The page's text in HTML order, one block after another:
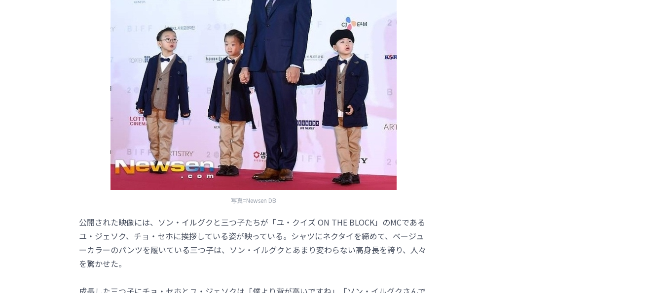
写真=Newsen DB
公開された映像には、ソン・イルグクと三つ子たちが「ユ・クイズ ON THE BLOCK」のMCである
ユ・ジェソク、チョ・セホに挨拶している姿が映っている。シャツにネクタイを締めて、ベージュ
ーカラーのパンツを履いている三つ子は、ソン・イルグクとあまり変わらない高身長を誇り、人々
を驚かせた。